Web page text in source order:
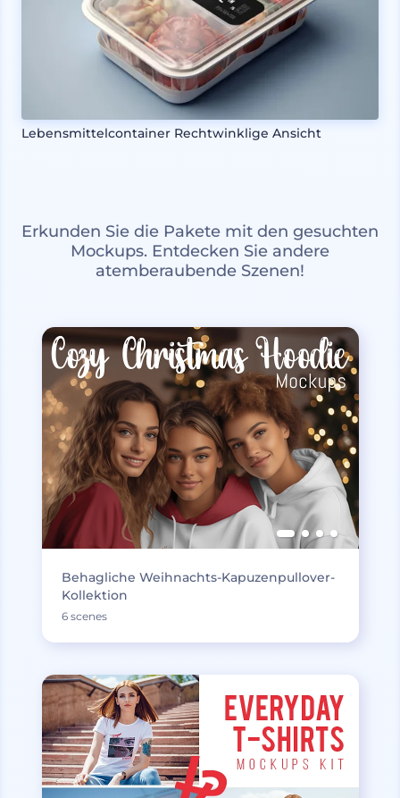
Lebensmittelcontainer Rechtwinklige Ansicht
Erkunden Sie die Pakete mit den gesuchten
Mockups. Entdecken Sie andere
atemberaubende Szenen!
Behagliche Weihnachts-Kapuzenpullover-
Kollektion
6 scenes